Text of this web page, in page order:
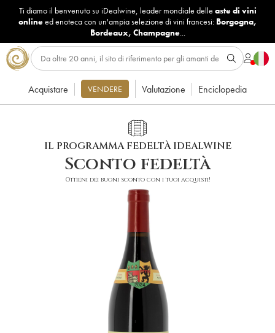
Ti diamo il benvenuto su iDealwine, leader mondiale delle aste di vini
onlineed enoteca con un'ampia selezione di vini francesi: Borgogna,
Bordeaux, Champagne...
Acquistare VENDERE Valutazione Enciclopedia
IL PROGRAMMA FEDELTÀ IDEALWINE
Sconto fedeltà
Ottieni dei buoni sconto con i tuoi acquisti!